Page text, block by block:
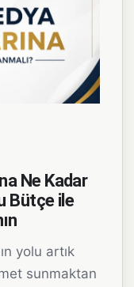
Ne Kadar
Bütçe ile
yolu artık
sunmaktan